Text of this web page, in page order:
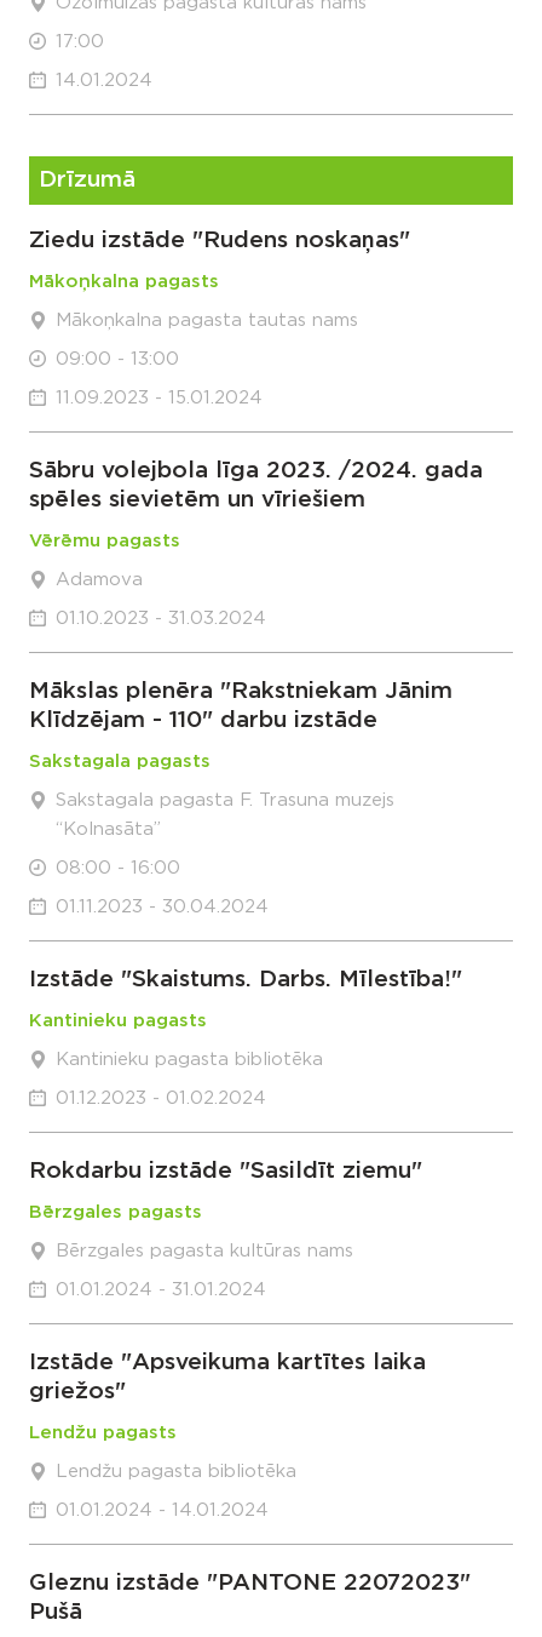
17:00
14.01.2024
Drīzumā
Ziedu izstāde "Rudens noskaņas"
Mākoņkalna pagasts
Mākoņkalna pagasta tautas nams
09:00 - 13:00
11.09.2023 - 15.01.2024
Sābru volejbola līga 2023. /2024. gada
spēles sievietēm un vīriešiem
Vērēmu pagasts
Adamova
01.10.2023 - 31.03.2024
Mākslas plenēra "Rakstniekam Jānim
Klīdzējam - 110" darbu izstāde
Sakstagala pagasts
Sakstagala pagasta F. Trasuna muzejs
“Kolnasāta”
08:00 - 16:00
01.11.2023 - 30.04.2024
Izstāde "Skaistums. Darbs. Mīlestība!"
Kantinieku pagasts
Kantinieku pagasta bibliotēka
01.12.2023 - 01.02.2024
Rokdarbu izstāde "Sasildīt ziemu"
Bērzgales pagasts
Bērzgales pagasta kultūras nams
01.01.2024 - 31.01.2024
Izstāde "Apsveikuma kartītes laika
griežos"
Lendžu pagasts
Lendžu pagasta bibliotēka
01.01.2024 - 14.01.2024
Gleznu izstāde "PANTONE 22072023"
Pušā